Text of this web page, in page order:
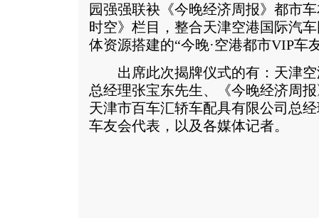
园强强联袂《今晚经济周报》都市
时空》栏目，整合天津空港国际汽
体资源搭建的“今晚·空港都市VIP车
出席此次揭牌仪式的有：天津空
总经理张宝东先生、《今晚经济周
天津市百车汇轿车配具有限公司总
车友会代表，以及各媒体记者。